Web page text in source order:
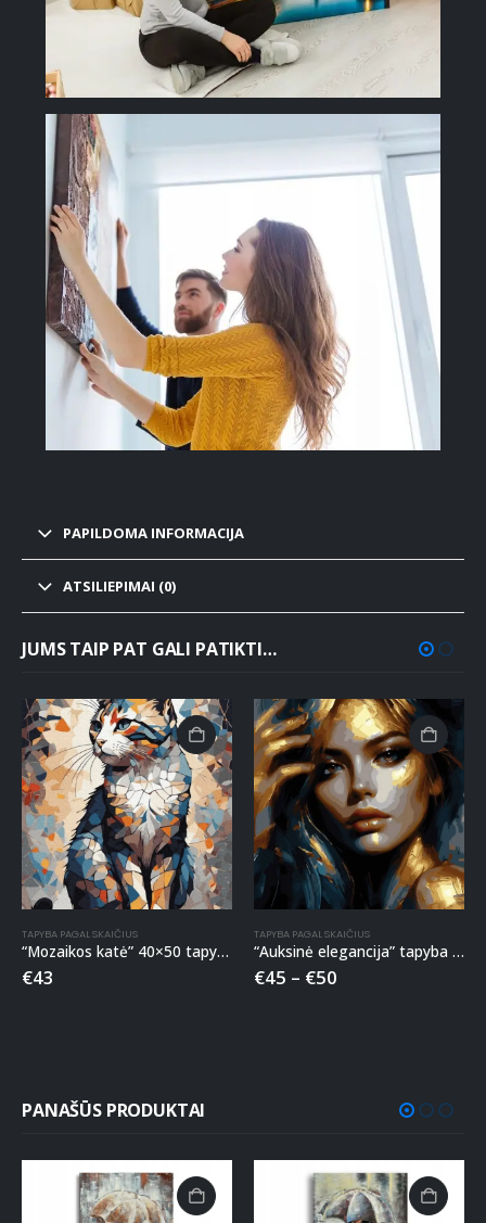
PAPILDOMA INFORMACIJA
ATSILIEPIMAI (0)
JUMS TAIP PAT GALI PATIKTI…
TAPYBA PAGAL SKAIČIUS
“Mozaikos katė” 40×50 tapyba pagal skaičius
€43
TAPYBA PAGAL SKAIČIUS
“Auksinė elegancija” tapyba pagal skaičius
€45 – €50
PANAŠŪS PRODUKTAI